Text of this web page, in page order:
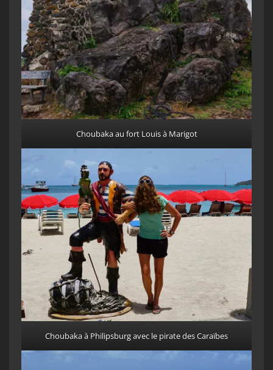
Choubaka au fort Louis à Marigot
Choubaka à Philipsburg avec le pirate des Caraïbes